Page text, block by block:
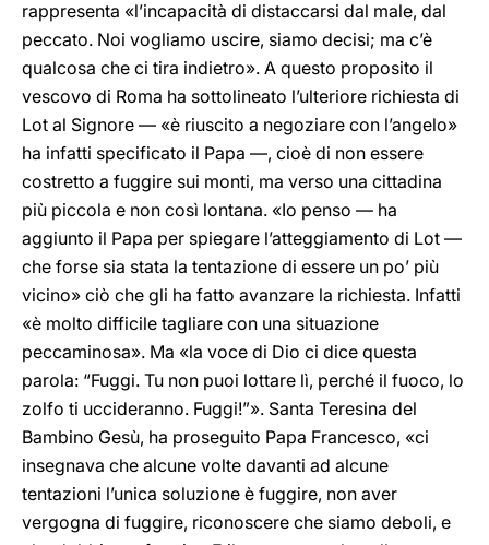
rappresenta «l’incapacità di distaccarsi dal male, dal
peccato. Noi vogliamo uscire, siamo decisi; ma c’è
qualcosa che ci tira indietro». A questo proposito il
vescovo di Roma ha sottolineato l’ulteriore richiesta di
Lot al Signore — «è riuscito a negoziare con l’angelo»
ha infatti specificato il Papa —, cioè di non essere
costretto a fuggire sui monti, ma verso una cittadina
più piccola e non così lontana. «Io penso — ha
aggiunto il Papa per spiegare l’atteggiamento di Lot —
che forse sia stata la tentazione di essere un po’ più
vicino» ciò che gli ha fatto avanzare la richiesta. Infatti
«è molto difficile tagliare con una situazione
peccaminosa». Ma «la voce di Dio ci dice questa
parola: “Fuggi. Tu non puoi lottare lì, perché il fuoco, lo
zolfo ti uccideranno. Fuggi!”». Santa Teresina del
Bambino Gesù, ha proseguito Papa Francesco, «ci
insegnava che alcune volte davanti ad alcune
tentazioni l’unica soluzione è fuggire, non aver
vergogna di fuggire, riconoscere che siamo deboli, e